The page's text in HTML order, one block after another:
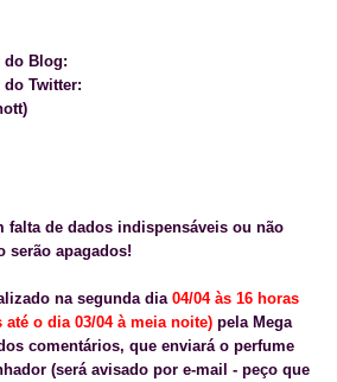
do Blog:
Twitter:
falta de dados indispensáveis ou não
serão apagados!
na segunda dia 04/04 às 16 horas
o dia 03/04 à meia noite) pela Mega
comentários, que enviará o perfume
(será avisado por e-mail - peço que